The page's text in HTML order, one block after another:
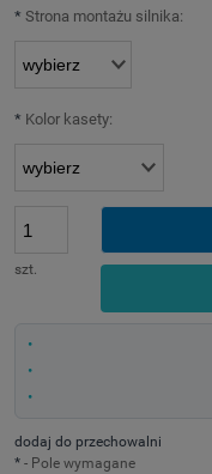
* Strona montażu silnika:
* Kolor kasety:
szt.
dodaj do przechowalni
* - Pole wymagane